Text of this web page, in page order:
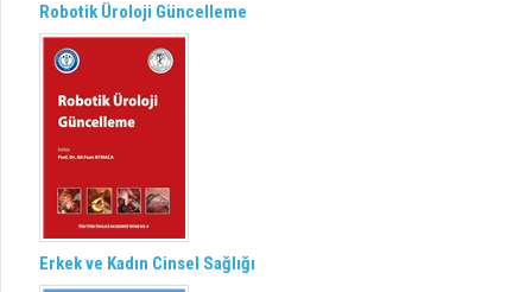
Robotik Üroloji Güncelleme
Erkek ve Kadın Cinsel Sağlığı